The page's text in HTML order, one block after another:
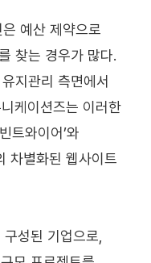
예산 제약으로
찾는 경우가 많다.
지관리 측면에서
케이션즈는 이러한
트와이어’와
차별화된 웹사이트
성된 기업으로,